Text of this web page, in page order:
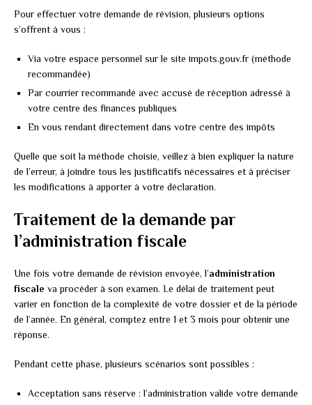
Pour effectuer votre demande de révision, plusieurs options
s’offrent à vous :
Via votre espace personnel sur le site impots.gouv.fr (méthode
recommandée)
Par courrier recommandé avec accusé de réception adressé à
votre centre des finances publiques
En vous rendant directement dans votre centre des impôts
Quelle que soit la méthode choisie, veillez à bien expliquer la nature
de l’erreur, à joindre tous les justificatifs nécessaires et à préciser
les modifications à apporter à votre déclaration.
Traitement de la demande par
l’administration fiscale
Une fois votre demande de révision envoyée, l’administration
fiscale va procéder à son examen. Le délai de traitement peut
varier en fonction de la complexité de votre dossier et de la période
de l’année. En général, comptez entre 1 et 3 mois pour obtenir une
réponse.
Pendant cette phase, plusieurs scénarios sont possibles :
Acceptation sans réserve : l’administration valide votre demande